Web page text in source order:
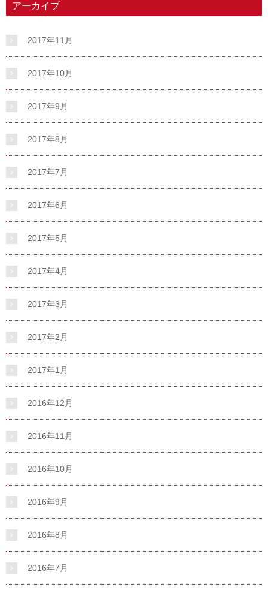
アーカイブ
2017年11月
2017年10月
2017年9月
2017年8月
2017年7月
2017年6月
2017年5月
2017年4月
2017年3月
2017年2月
2017年1月
2016年12月
2016年11月
2016年10月
2016年9月
2016年8月
2016年7月